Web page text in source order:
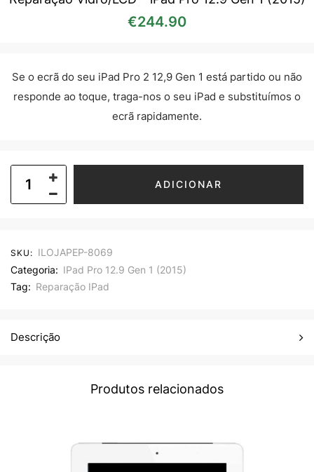
€244.90
Se o ecrã do seu iPad Pro 2 12,9 Gen 1 está partido ou não
responde ao toque, traga-nos o seu iPad e substituímos o
ecrã rapidamente.
ADICIONAR
SKU: ILOJAPEP-8069
Categoria: IPad Pro 12.9 Gen 1 (2015)
Tag: Reparação IPad
Descrição
Produtos relacionados